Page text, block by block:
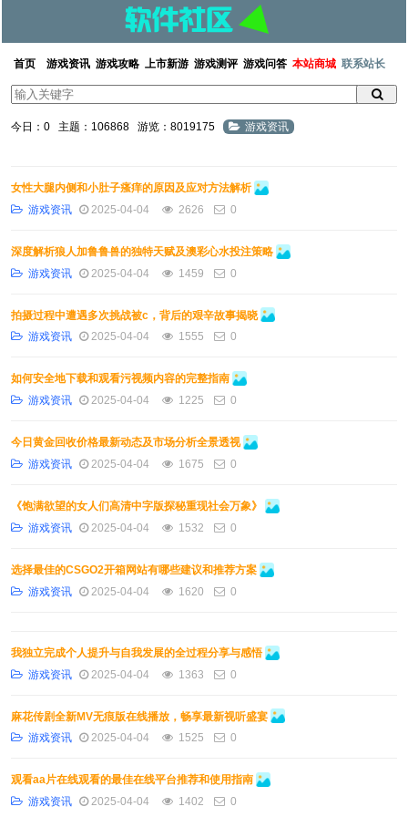
首页 游戏资讯 游戏攻略 上市新游 游戏测评 游戏问答 本站商城 联系站长
今日：0 主题：106868 游览：8019175 游戏资讯
女性大腿内侧和小肚子瘙痒的原因及应对方法解析
游戏资讯
2025-04-04 2626 0
深度解析狼人加鲁鲁兽的独特天赋及澳彩心水投注策略
游戏资讯
2025-04-04 1459 0
拍摄过程中遭遇多次挑战被c，背后的艰辛故事揭晓
游戏资讯
2025-04-04 1555 0
如何安全地下载和观看污视频内容的完整指南
游戏资讯
2025-04-04 1225 0
今日黄金回收价格最新动态及市场分析全景透视
游戏资讯
2025-04-04 1675 0
《饱满欲望的女人们高清中字版探秘重现社会万象》
游戏资讯
2025-04-04 1532 0
选择最佳的CSGO2开箱网站有哪些建议和推荐方案
游戏资讯
2025-04-04 1620 0
我独立完成个人提升与自我发展的全过程分享与感悟
游戏资讯
2025-04-04 1363 0
麻花传剧全新MV无痕版在线播放，畅享最新视听盛宴
游戏资讯
2025-04-04 1525 0
观看aa片在线观看的最佳在线平台推荐和使用指南
游戏资讯
2025-04-04 1402 0